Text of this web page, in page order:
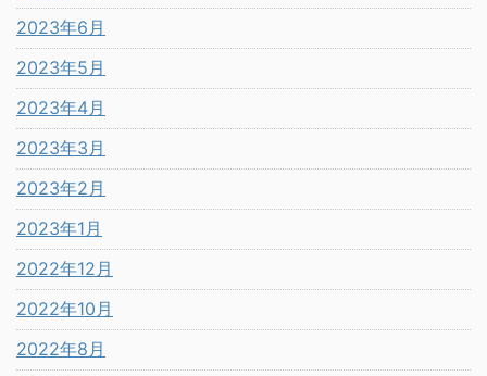
2023年6月
2023年5月
2023年4月
2023年3月
2023年2月
2023年1月
2022年12月
2022年10月
2022年8月